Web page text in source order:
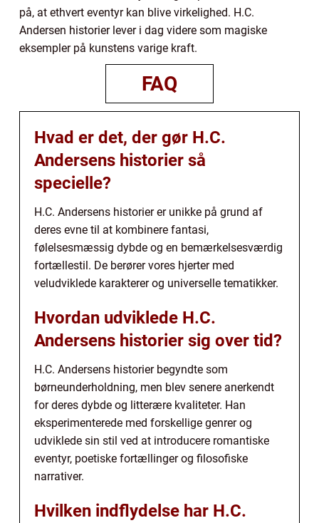
på, at ethvert eventyr kan blive virkelighed. H.C.
Andersen historier lever i dag videre som magiske
eksempler på kunstens varige kraft.
FAQ
Hvad er det, der gør H.C.
Andersens historier så
specielle?
H.C. Andersens historier er unikke på grund af
deres evne til at kombinere fantasi,
følelsesmæssig dybde og en bemærkelsesværdig
fortællestil. De berører vores hjerter med
veludviklede karakterer og universelle tematikker.
Hvordan udviklede H.C.
Andersens historier sig over tid?
H.C. Andersens historier begyndte som
børneunderholdning, men blev senere anerkendt
for deres dybde og litterære kvaliteter. Han
eksperimenterede med forskellige genrer og
udviklede sin stil ved at introducere romantiske
eventyr, poetiske fortællinger og filosofiske
narrativer.
Hvilken indflydelse har H.C.